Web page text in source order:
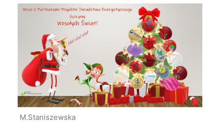
M.Staniszewska